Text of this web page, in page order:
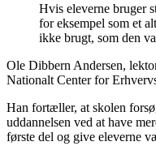
Hvis eleverne bruger
for eksempel som et
ikke brugt, som den
Ole Dibbern Andersen,
Nationalt Center for
Han fortæller, at skolen
uddannelsen ved at have
første del og give eleverne